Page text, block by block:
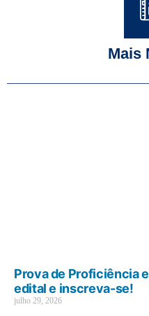
Mais
Prova de Proficiência
edital e inscreva-se!
julho 29, 2026